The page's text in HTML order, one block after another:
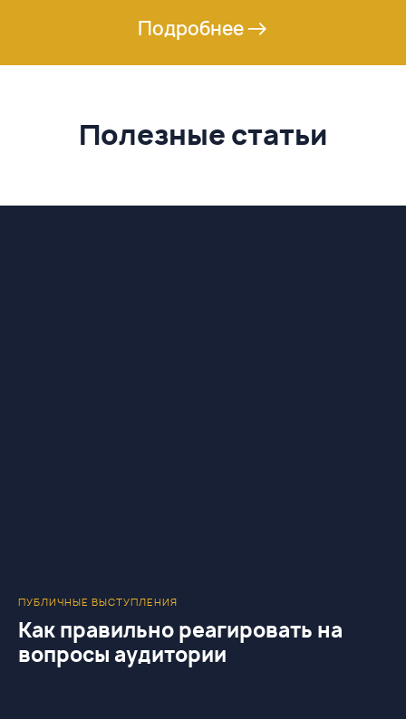
Подробнее
Полезные статьи
ПУБЛИЧНЫЕ ВЫСТУПЛЕНИЯ
Как правильно реагировать на
вопросы аудитории